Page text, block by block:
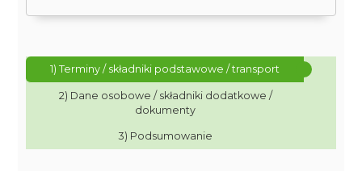
1) Terminy / składniki podstawowe / transport
2) Dane osobowe / składniki dodatkowe /
dokumenty
3) Podsumowanie